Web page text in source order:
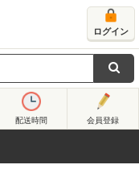
ログイン
配送時間 会員登録